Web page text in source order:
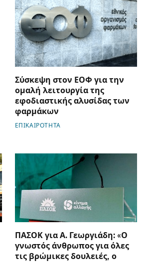
Σύσκεψη στον ΕΟΦ για την
ομαλή λειτουργία της
εφοδιαστικής αλυσίδας των
φαρμάκων
ΕΠΙΚΑΙΡΟΤΗΤΑ
ΠΑΣΟΚ για Α. Γεωργιάδη: «Ο
γνωστός άνθρωπος για όλες
τις βρώμικες δουλειές, ο